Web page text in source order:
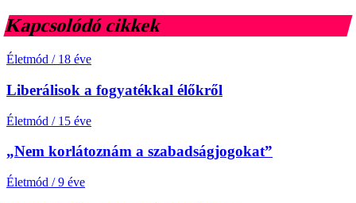
Kapcsolódó cikkek
Életmód / 18 éve
Liberálisok a fogyatékkal élőkről
Életmód / 15 éve
„Nem korlátoznám a szabadságjogokat”
Életmód / 9 éve